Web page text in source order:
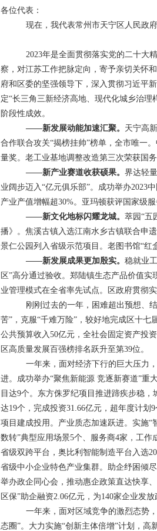
各位代表：
现在，我代表常州市天宁区人民政
2023年是全面贯彻落实党的二十大
察，对江苏工作把脉定向，寄予亲切关怀
府和区委的坚强领导下，深入贯彻习近平
定“长三角三新经济高地、现代化城乡治理
阶段性成效。
——新发展动能加速汇聚。 天宁高
合作联合攻关“揭榜挂帅”榜单，全市唯一
量奖。老工业基地调整改造第三次荣获国
——新产业赛道收获硕果。 界达轻
业阔步迈入“亿元俱乐部”。成功举办2023
产业产值增幅超30%。 亚玛顿获评国家级
——新文化地标闪耀龙城。 萃园 “五
播》。焦溪古镇入选江南水乡古镇联合申
景仁公园列入省级示范项目 。 老图书馆“红
——新发展成果更加殷实。 稳就业
区”高分通过验收。郑陆镇生态产品价值实
业管理模式在全省率先试点。区政府贯彻
刚刚过去的一年，困难超出预想、
苦” ，克服“千难万险” ，较好地完成区十七
公共预算收入50亿元 ，全社会 固定资产投资
区高质量发展百强榜排名跃升至第39位。
一年来，面对经济下行的巨大压力
进。 成功举办“聚焦新能源 竞逐新赛道”重
目达9个。东方侏罗纪项目推进蹄疾步稳，
达19个，完成投资31.66亿元，超年度计划 9
项目建成投用。 产业质态加速跃进。 实施“
数转”典型应用场景5个、服务商4家，工作
省级双跨平台，奥比利智能制造平台入选
省级中小企业特色产业集群。 助企纾困倾
举办政企同心会，推动惠企政策直达快享
区保”助企融资2.06亿元，为140家企业发放
一年来，面对区域竞争的激烈态势
态圈”。 大力实施“创新主体倍增”计划， 高